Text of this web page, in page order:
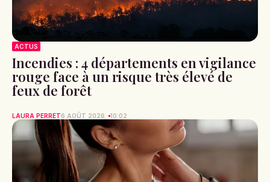
ACTUS
Incendies : 4 départements en vigilance
rouge face à un risque très élevé de
feux de forêt
LAURA PERRET6 AOÛT 2026 10:02